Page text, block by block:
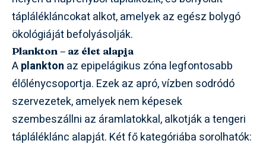
táplálékláncokat alkot, amelyek az egész bolygó
ökológiáját befolyásolják.
Plankton – az élet alapja
Aplankton az epipelágikus zóna legfontosabb
élőlénycsoportja. Ezek az apró, vízben sodródó
szervezetek, amelyek nem képesek
szembeszállni az áramlatokkal, alkotják a tengeri
tápláléklánc alapját. Két fő kategóriába sorolhatók: